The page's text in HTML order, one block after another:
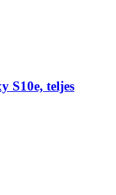
S10e, teljes